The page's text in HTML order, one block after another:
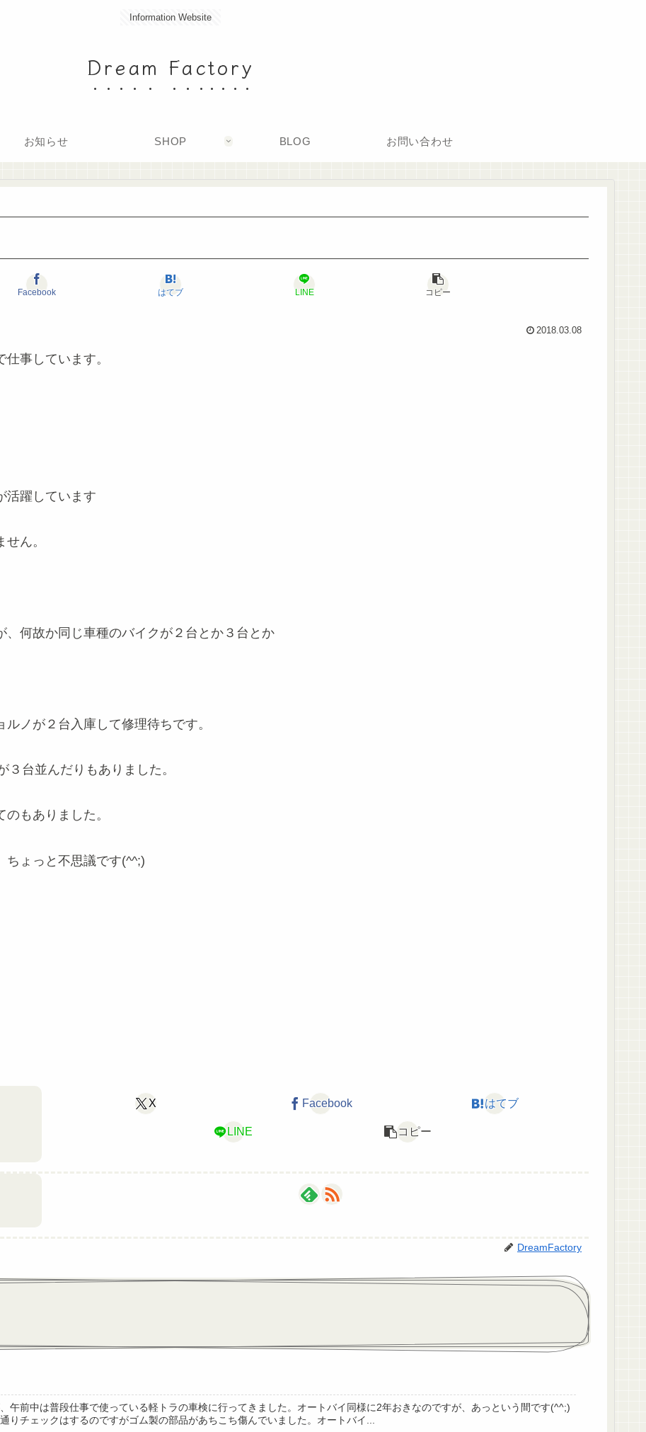
Information Website
Dream Factory
お知らせ SHOP BLOG お問い合わせ
Facebook はてブ LINE コピー
2018.03.08
事しています。
活躍しています
ん。
何故か同じ車種のバイクが２台とか３台とか
ノが２台入庫して修理待ちです。
台並んだりもありました。
もありました。
ちょっと不思議です(^^;)
X Facebook はてブ
LINE コピー
DreamFactory
午前中は普段仕事で使っている軽トラの車検に行ってきました。オートバイ同様に2年おきなのですが、あっという間です(^^;)
りチェックはするのですがゴム製の部品があちこち傷んでいました。オートバイ...